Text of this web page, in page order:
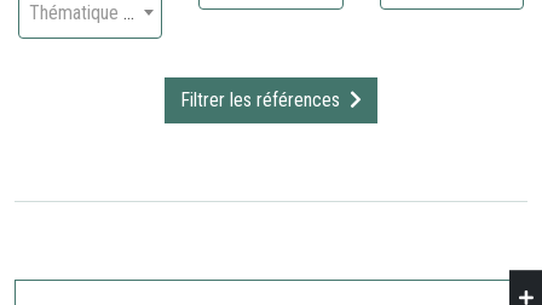
Thématique d'intervention
Filtrer les références